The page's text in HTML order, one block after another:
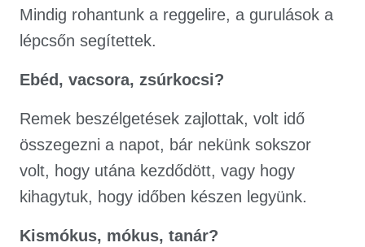
Mindig rohantunk a reggelire, a gurulások a
lépcsőn segítettek.
Ebéd, vacsora, zsúrkocsi?
Remek beszélgetések zajlottak, volt idő
összegezni a napot, bár nekünk sokszor
volt, hogy utána kezdődött, vagy hogy
kihagytuk, hogy időben készen legyünk.
Kismókus, mókus, tanár?